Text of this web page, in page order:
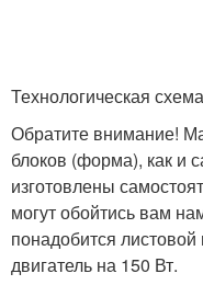
Технологическая
Обратите внимание!
блоков (форма), как и
изготовлены
могут обойтись вам
понадобится
двигатель на 150 Вт.